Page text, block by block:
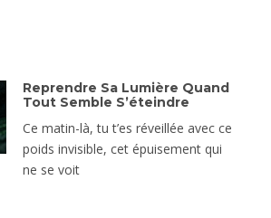
Reprendre Sa Lumière Quand
Tout Semble S’éteindre
Ce matin-là, tu t’es réveillée avec ce
poids invisible, cet épuisement qui
ne se voit